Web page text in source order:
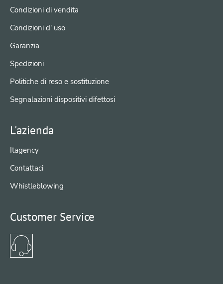
Condizioni di vendita
Condizioni d' uso
Garanzia
Spedizioni
Politiche di reso e sostituzione
Segnalazioni dispositivi difettosi
L'azienda
Itagency
Contattaci
Whistleblowing
Customer Service